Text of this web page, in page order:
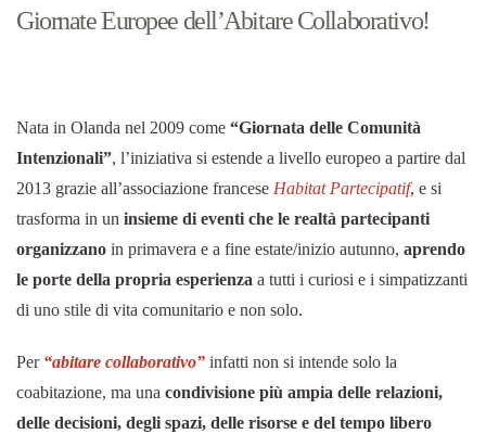
Giornate Europee dell’Abitare Collaborativo!
Nata in Olanda nel 2009 come “Giornata delle Comunità
Intenzionali”, l’iniziativa si estende a livello europeo a partire dal
2013 grazie all’associazione francese Habitat Partecipatif, e si
trasforma in un insieme di eventi che le realtà partecipanti
organizzano in primavera e a fine estate/inizio autunno, aprendo
le porte della propria esperienza a tutti i curiosi e i simpatizzanti
di uno stile di vita comunitario e non solo.
Per “abitare collaborativo” infatti non si intende solo la
coabitazione, ma una condivisione più ampia delle relazioni,
delle decisioni, degli spazi, delle risorse e del tempo libero